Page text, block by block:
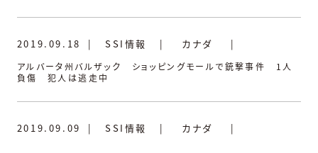
2019.09.18 | SSI情報 | カナダ |
アルバータ州バルザック ショッピングモールで銃撃事件 1人
負傷 犯人は逃走中
2019.09.09 | SSI情報 | カナダ |